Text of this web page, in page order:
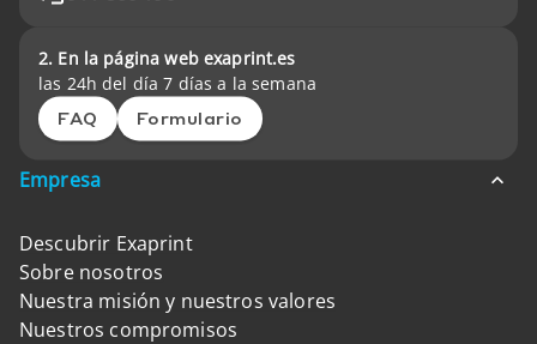
2. En la página web exaprint.es
las 24h del día 7 días a la semana
FAQ Formulario
Empresa
Descubrir Exaprint
Sobre nosotros
Nuestra misión y nuestros valores
Nuestros compromisos